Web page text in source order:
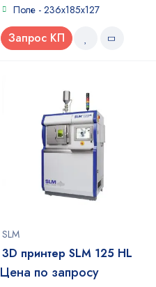
Поле - 236x185x127
Запрос КП
SLM
3D принтер SLM 125 HL
Цена по запросу